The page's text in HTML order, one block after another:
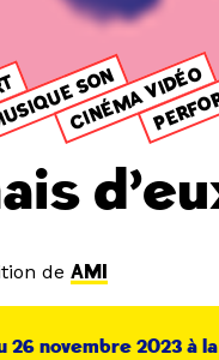
SON
CINÉMA VIDÉO
deAMI
26 novembre 2023 à la